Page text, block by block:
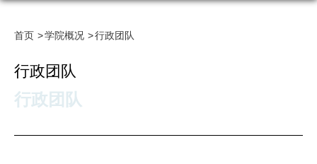
首页 学院概况 行政团队
行政团队
行政团队